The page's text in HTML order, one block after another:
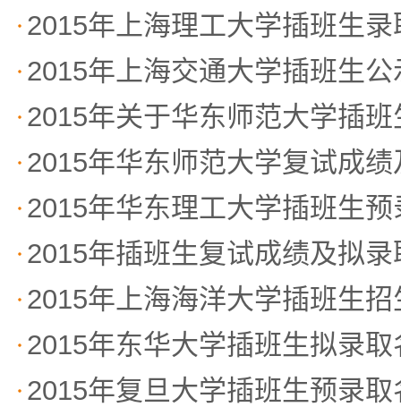
2015年上海理工大学插班生录
2015年上海交通大学插班生公
2015年关于华东师范大学插
2015年华东师范大学复试成
2015年华东理工大学插班生
2015年插班生复试成绩及拟录
2015年上海海洋大学插班生
2015年东华大学插班生拟录
2015年复旦大学插班生预录